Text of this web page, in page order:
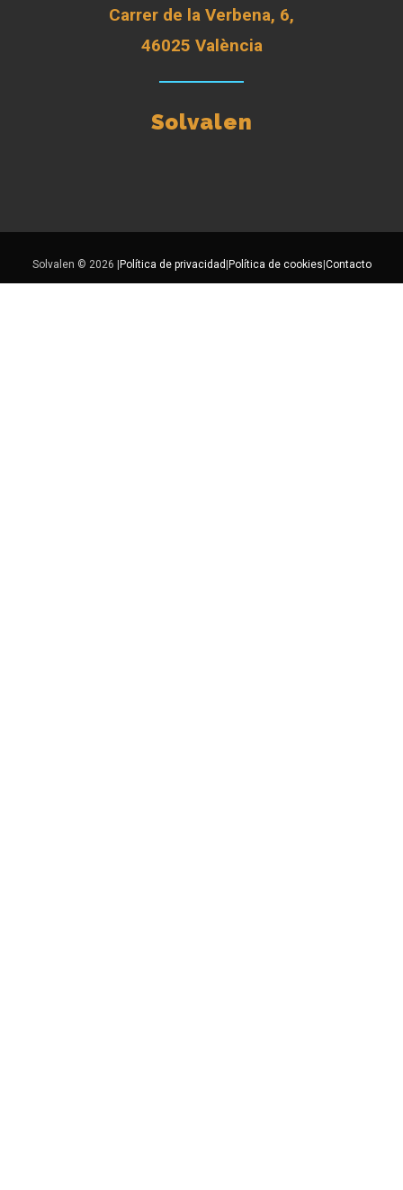
Carrer de la Verbena, 6,
46025 València
Solvalen
Solvalen © 2026 | Política de privacidad Política de cookies Contacto